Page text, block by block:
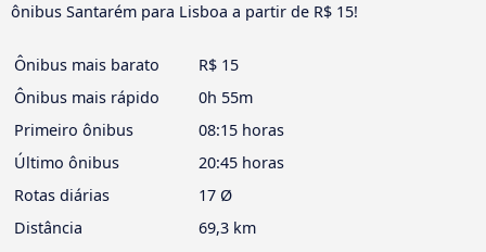
ônibus Santarém para Lisboa a partir de R$ 15!
Ônibus mais barato
R$ 15
Ônibus mais rápido
0h 55m
Primeiro ônibus
08:15 horas
Último ônibus
20:45 horas
Rotas diárias
17 Ø
Distância
69,3 km